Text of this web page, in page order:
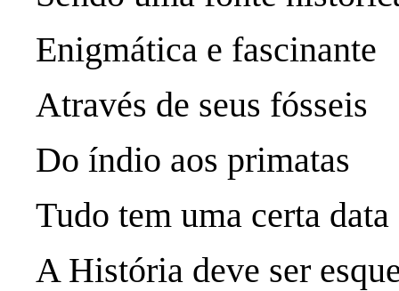
Enigmática e fascinante
Através de seus fósseis
Do índio aos primatas
Tudo tem uma certa data
A História deve ser